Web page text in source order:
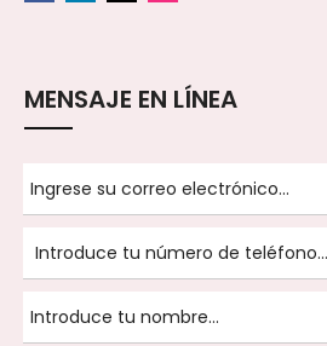
MENSAJE EN LÍNEA